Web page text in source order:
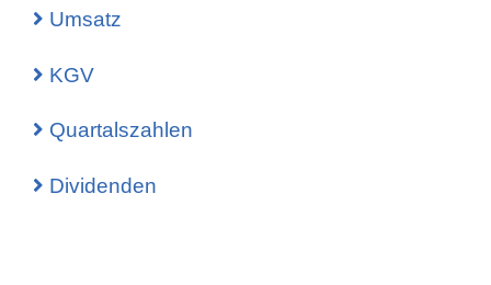
Umsatz
KGV
Quartalszahlen
Dividenden